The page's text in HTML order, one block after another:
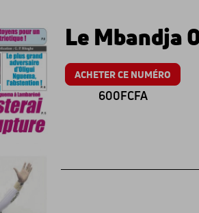
Le
ACHETER CE NUMÉRO
600FCFA